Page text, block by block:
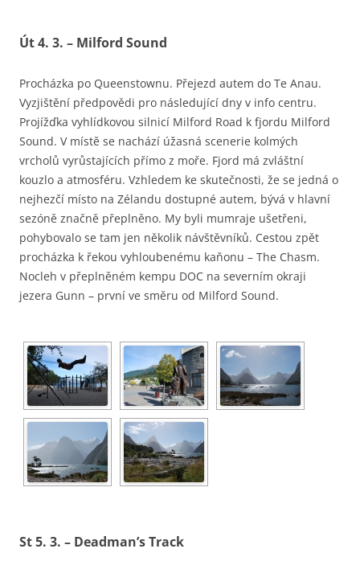
Út 4. 3. – Milford Sound
Procházka po Queenstownu. Přejezd autem do Te Anau.
Vyzjištění předpovědi pro následující dny v info centru.
Projížďka vyhlídkovou silnicí Milford Road k fjordu Milford
Sound. V místě se nachází úžasná scenerie kolmých
vrcholů vyrůstajících přímo z moře. Fjord má zvláštní
kouzlo a atmosféru. Vzhledem ke skutečnosti, že se jedná o
nejhezčí místo na Zélandu dostupné autem, bývá v hlavní
sezóně značně přeplněno. My byli mumraje ušetřeni,
pohybovalo se tam jen několik návštěvníků. Cestou zpět
procházka k řekou vyhloubenému kaňonu – The Chasm.
Nocleh v přeplněném kempu DOC na severním okraji
jezera Gunn – první ve směru od Milford Sound.
St 5. 3. – Deadman’s Track